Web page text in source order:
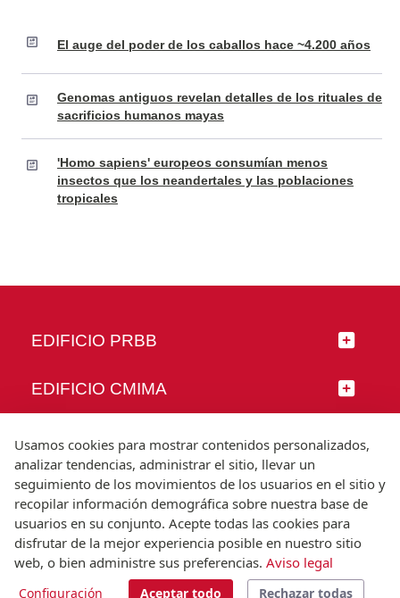
El auge del poder de los caballos hace ~4.200 años
Genomas antiguos revelan detalles de los rituales de
sacrificios humanos mayas
'Homo sapiens' europeos consumían menos
insectos que los neandertales y las poblaciones
tropicales
EDIFICIO PRBB
EDIFICIO CMIMA
SÍGUENOS
© Universitat Pompeu Fabra
Barcelona
T.(+34) 93 542 20 00
Usamos cookies para mostrar contenidos personalizados,
analizar tendencias, administrar el sitio, llevar un
seguimiento de los movimientos de los usuarios en el sitio y
recopilar información demográfica sobre nuestra base de
usuarios en su conjunto. Acepte todas las cookies para
disfrutar de la mejor experiencia posible en nuestro sitio
web, o bien administre sus preferencias. Aviso legal
Configuración Aceptar todo Rechazar todas